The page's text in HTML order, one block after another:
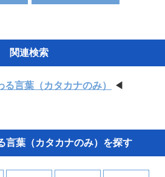
関連検索
る言葉（カタカナのみ） ◀
言葉（カタカナのみ）を探す